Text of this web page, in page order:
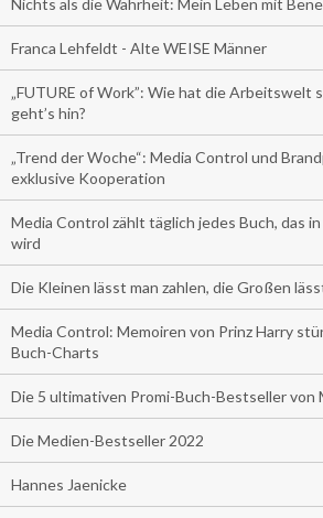
Nichts als die Wahrheit: Mein Leben mit
Franca Lehfeldt - Alte WEISE Männer
„FUTURE of Work”: Wie hat die Arbeitswelt
geht’s hin?
„Trend der Woche“: Media Control und
exklusive Kooperation
Media Control zählt täglich jedes Buch, das
wird
Die Kleinen lässt man zahlen, die Großen
Media Control: Memoiren von Prinz Harry
Buch-Charts
Die 5 ultimativen Promi-Buch-Bestseller von
Die Medien-Bestseller 2022
Hannes Jaenicke